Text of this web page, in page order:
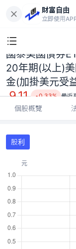
財富自由
立即使用
國泰美國債券ETF傘
指數證券投資信託基
國泰美國債券
20年期(以上)
金(加掛美元受
9.11 0.33% 最近
個股概覽
股利